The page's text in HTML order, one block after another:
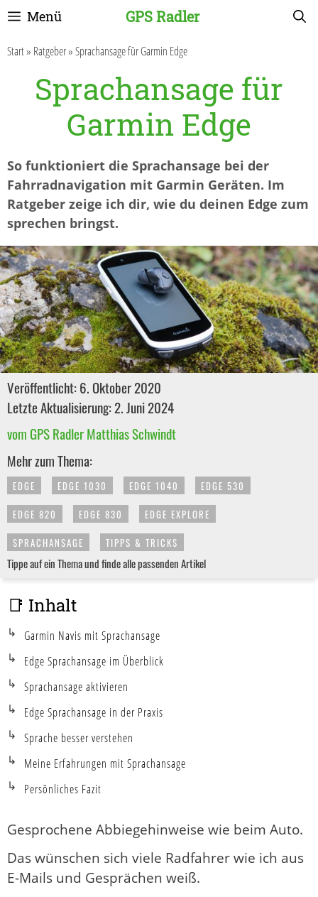
Zum
springen
GPS Radler
Menü
Start» Ratgeber»Sprachansage für Garmin Edge
Sprachansage für
Garmin Edge
So funktioniert die Sprachansage bei der
Fahrradnavigation mit Garmin Geräten. Im
Ratgeber zeige ich dir, wie du deinen Edge zum
sprechen bringst.
Veröffentlicht: 6. Oktober 2020
Letzte Aktualisierung: 2. Juni 2024
vom GPS Radler Matthias Schwindt
Mehr zum Thema:
EDGE EDGE 1030 EDGE 1040
EDGE 530
EDGE 820
EDGE 830
EDGE EXPLORE
SPRACHANSAGE
TIPPS & TRICKS
Tippe auf ein Thema und finde alle passenden Artikel
Gesprochene Abbiegehinweise wie beim Auto.
Das wünschen sich viele Radfahrer wie ich aus
E-Mails und Gesprächen weiß.
📑 Inhalt
Garmin Navis mit Sprachansage
Edge Sprachansage im Überblick
Sprachansage aktivieren
Edge Sprachansage in der Praxis
Sprache besser verstehen
Meine Erfahrungen mit Sprachansage
Persönliches Fazit